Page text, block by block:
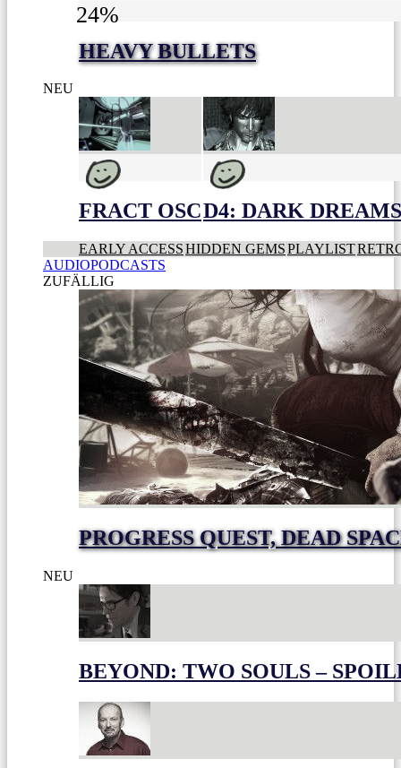
24%
HEAVY BULLETS
NEU
FRACT OSCD4: DARK
EARLY ACCESSHIDDEN GEMSPLAYLIST
AUDIOPODCASTS
ZUFÄLLIG
PROGRESS QUEST, DEAD
NEU
BEYOND: TWO SOULS –